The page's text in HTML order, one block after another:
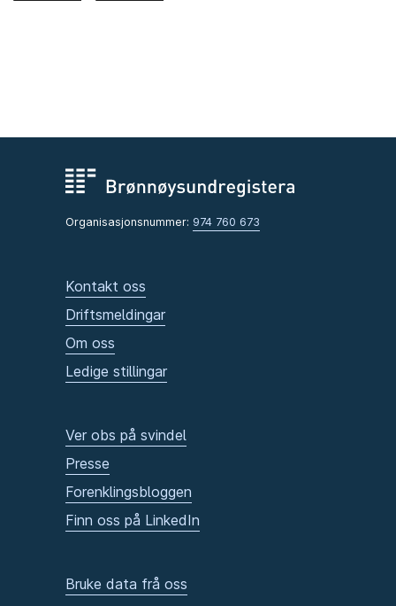
Organisasjonsnummer: 974 760 673
Kontakt oss
Driftsmeldingar
Om oss
Ledige stillingar
Ver obs på svindel
Presse
Forenklingsbloggen
Finn oss på LinkedIn
Bruke data frå oss